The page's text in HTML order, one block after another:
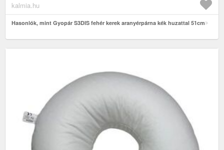
kalmia.hu
Hasonlók, mint Gyopár S3DIS fehér kerek aranyérpárna kék huzattal 51cm